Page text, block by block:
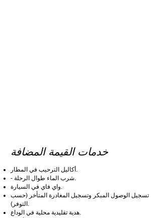
خدمات القيمة المضافة
أكاليل الترحيب في المطار.
- شرب الماء طوال الرحلة.
واي فاي في السيارة.
تسجيل الوصول المبكر وتسجيل المغادرة المتأخر (حسب
التوفر).
هدية تقليدية محلية في الوداع.